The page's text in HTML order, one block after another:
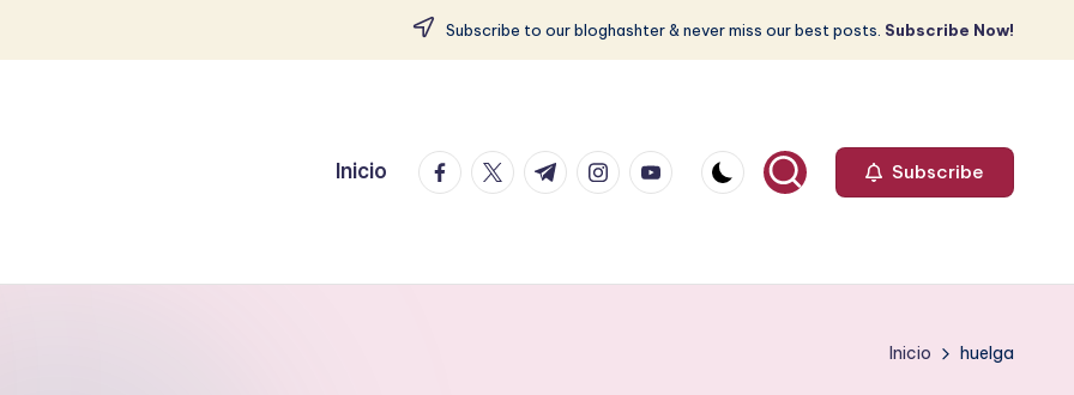
Subscribe to our bloghashter & never miss our best posts. Subscribe Now!
Inicio facebook.com
twitter.com
t.me instagram.com
youtube.com Subscribe
Inicio huelga